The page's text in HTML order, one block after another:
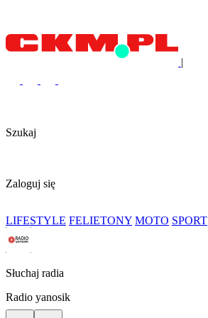
|
Szukaj
Zaloguj się
LIFESTYLE FELIETONY MOTO SPORT
Słuchaj radia
Radio yanosik